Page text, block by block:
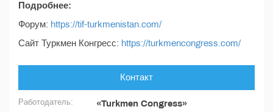
Подробнее:
Форум: https://tif-turkmenistan.com/
Сайт Туркмен Конгресс: https://turkmencongress.com/
Контакт
Работодатель: «Turkmen Congress»